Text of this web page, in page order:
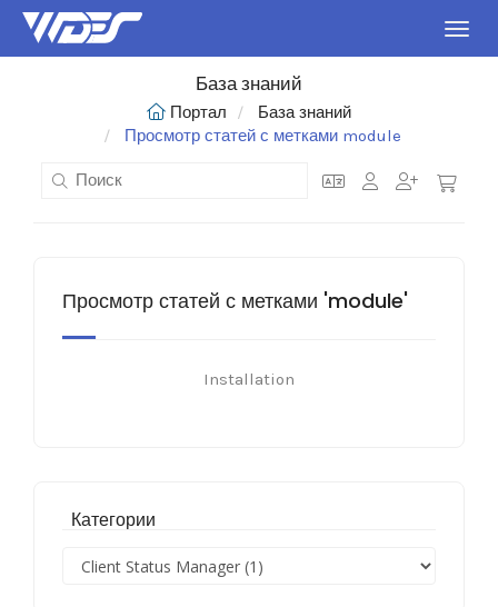
База знаний
Портал
База знаний
Просмотр статей с метками module
Категории
Просмотр статей с метками 'module'
Installation